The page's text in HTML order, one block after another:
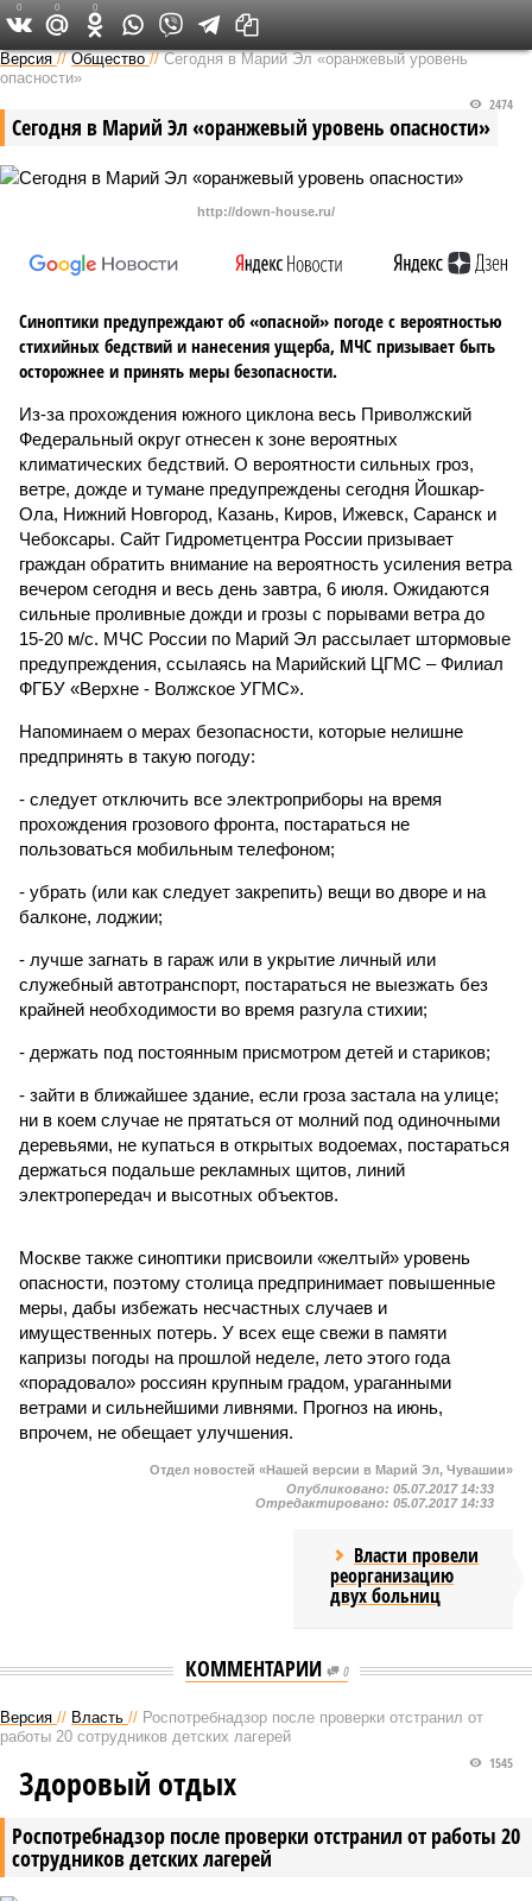
Версия в Чувашии
Версия //Общество //Сегодня в Марий Эл «оранжевый уровень
опасности»
Сегодня в Марий Эл «оранжевый уровень опасности»
2474
http://down-house.ru/
Синоптики предупреждают об «опасной» погоде с вероятностью
стихийных бедствий и нанесения ущерба, МЧС призывает быть
осторожнее и принять меры безопасности.
Из-за прохождения южного циклона весь Приволжский
Федеральный округ отнесен к зоне вероятных
климатических бедствий. О вероятности сильных гроз,
ветре, дожде и тумане предупреждены сегодня Йошкар-
Ола, Нижний Новгород, Казань, Киров, Ижевск, Саранск и
Чебоксары. Сайт Гидрометцентра России призывает
граждан обратить внимание на вероятность усиления ветра
вечером сегодня и весь день завтра, 6 июля. Ожидаются
сильные проливные дожди и грозы с порывами ветра до
15-20 м/с. МЧС России по Марий Эл рассылает штормовые
предупреждения, ссылаясь на Марийский ЦГМС – Филиал
ФГБУ «Верхне - Волжское УГМС».
Напоминаем о мерах безопасности, которые нелишне
предпринять в такую погоду:
- следует отключить все электроприборы на время
прохождения грозового фронта, постараться не
пользоваться мобильным телефоном;
- убрать (или как следует закрепить) вещи во дворе и на
балконе, лоджии;
- лучше загнать в гараж или в укрытие личный или
служебный автотранспорт, постараться не выезжать без
крайней необходимости во время разгула стихии;
- держать под постоянным присмотром детей и стариков;
- зайти в ближайшее здание, если гроза застала на улице;
ни в коем случае не прятаться от молний под одиночными
деревьями, не купаться в открытых водоемах, постараться
держаться подальше рекламных щитов, линий
электропередач и высотных объектов.
Москве также синоптики присвоили «желтый» уровень
опасности, поэтому столица предпринимает повышенные
меры, дабы избежать несчастных случаев и
имущественных потерь. У всех еще свежи в памяти
капризы погоды на прошлой неделе, лето этого года
«порадовало» россиян крупным градом, ураганными
ветрами и сильнейшими ливнями. Прогноз на июнь,
впрочем, не обещает улучшения.
0 0 0
Отдел новостей «Нашей версии в Марий Эл, Чувашии»
Опубликовано: 05.07.2017 14:33
Отредактировано: 05.07.2017 14:33
Власти провели
реорганизацию
двух больниц
КОММЕНТАРИИ 0
Версия // Власть // Роспотребнадзор после проверки отстранил от
работы 20 сотрудников детских лагерей
Роспотребнадзор после проверки отстранил от работы 20
сотрудников детских лагерей
1545
Здоровый отдых